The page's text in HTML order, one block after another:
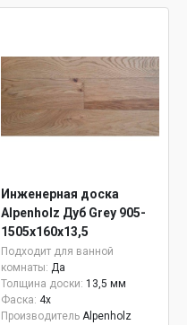
Инженерная доска
Alpenholz Дуб Grey 905-
1505х160х13,5
Подходит для ванной
комнаты: Да
Толщина доски: 13,5 мм
Фаска: 4x
Производитель Alpenholz